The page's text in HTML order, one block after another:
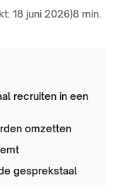
18 juni 2026)8 min.
recruiten in een
omzetten
gesprekstaal